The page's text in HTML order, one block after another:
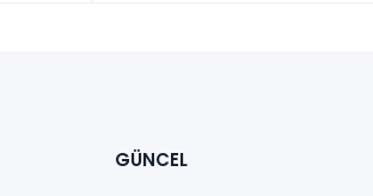
GÜNCEL